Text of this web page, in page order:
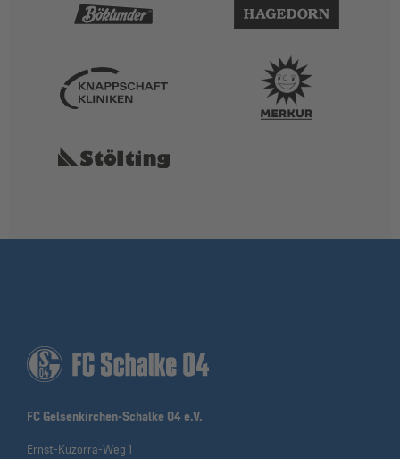
FC Gelsenkirchen-Schalke 04 e.V.
Ernst-Kuzorra-Weg 1